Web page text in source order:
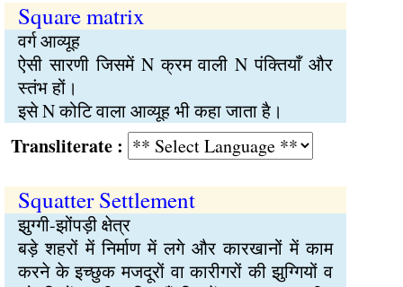
Square matrix
वर्ग आव्यूह
ऐसी सारणी जिसमें N क्रम वाली N पंक्तियाँ और
स्तंभ हों।
इसे N कोटि वाला आव्यूह भी कहा जाता है।
:
Squatter Settlement
झुग्गी-झोंपड़ी क्षेत्र
बड़े शहरों में निर्माण में लगे और कारखानों में काम
करने के इच्छुक मजदूरों वा कारीगरों की झुग्गियों व